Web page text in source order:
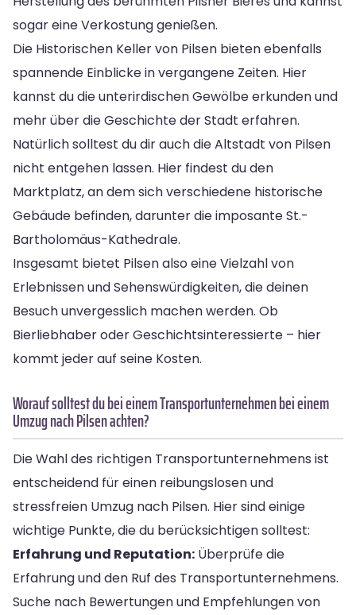
sogar eine Verkostung genießen.
Die Historischen Keller von Pilsen bieten ebenfalls
spannende Einblicke in vergangene Zeiten. Hier
kannst du die unterirdischen Gewölbe erkunden und
mehr über die Geschichte der Stadt erfahren.
Natürlich solltest du dir auch die Altstadt von Pilsen
nicht entgehen lassen. Hier findest du den
Marktplatz, an dem sich verschiedene historische
Gebäude befinden, darunter die imposante St.-
Bartholomäus-Kathedrale.
Insgesamt bietet Pilsen also eine Vielzahl von
Erlebnissen und Sehenswürdigkeiten, die deinen
Besuch unvergesslich machen werden. Ob
Bierliebhaber oder Geschichtsinteressierte – hier
kommt jeder auf seine Kosten.
Worauf solltest du bei einem Transportunternehmen bei einem
Umzug nach Pilsen achten?
Die Wahl des richtigen Transportunternehmens ist
entscheidend für einen reibungslosen und
stressfreien Umzug nach Pilsen. Hier sind einige
wichtige Punkte, die du berücksichtigen solltest:
Erfahrung und Reputation: Überprüfe die
Erfahrung und den Ruf des Transportunternehmens.
Suche nach Bewertungen und Empfehlungen von